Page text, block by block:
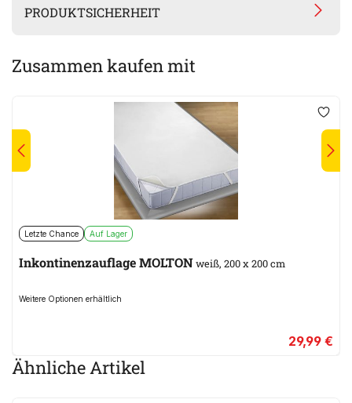
PRODUKTSICHERHEIT
Zusammen kaufen mit
Letzte Chance Auf Lager
Inkontinenzauflage MOLTONweiß, 200 x 200 cm
Weitere Optionen erhältlich
29,99 €
Ähnliche Artikel